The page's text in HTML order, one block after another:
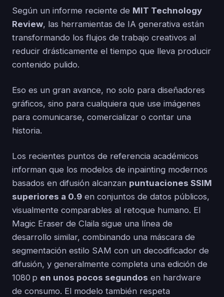
Según un informe reciente de MIT Technology
Review, las herramientas de IA generativa están
transformando los flujos de trabajo creativos al
reducir drásticamente el tiempo que lleva producir
contenido pulido.
Eso es un gran avance, no solo para diseñadores
gráficos, sino para cualquiera que use imágenes
para comunicarse, comercializar o contar una
historia.
Los recientes puntos de referencia académicos
informan que los modelos de inpainting modernos
basados en difusión alcanzan puntuaciones SSIM
superiores a 0.9 en conjuntos de datos públicos,
visualmente comparables al retoque humano. El
Magic Eraser de Claila sigue una línea de
desarrollo similar, combinando una máscara de
segmentación estilo SAM con un decodificador de
difusión, y generalmente completa una edición de
1080 p en unos pocos segundos en hardware
de consumo. El modelo también respeta